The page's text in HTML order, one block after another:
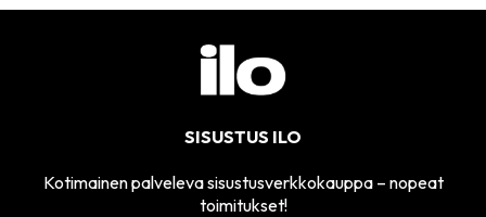
SISUSTUS ILO
Kotimainen palveleva sisustusverkkokauppa – nopeat
toimitukset!